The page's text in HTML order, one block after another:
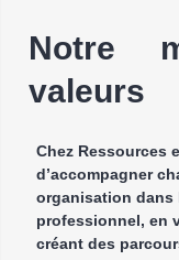
Notre
valeurs
Chez Ressources
d’accompagner
organisation dans
professionnel, en
créant des